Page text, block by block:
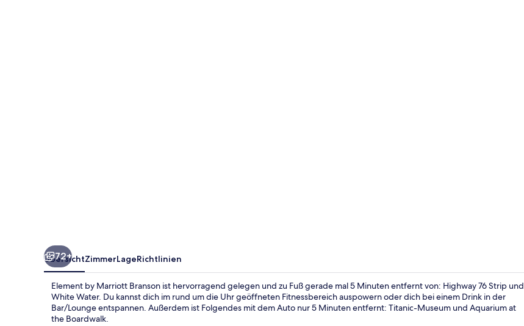
72+
ÜbersichtZimmerLageRichtlinien
Element by Marriott Branson ist hervorragend gelegen und zu Fuß gerade mal 5 Minuten entfernt von: Highway 76 Strip und
White Water. Du kannst dich im rund um die Uhr geöffneten Fitnessbereich auspowern oder dich bei einem Drink in der
Bar/Lounge entspannen. Außerdem ist Folgendes mit dem Auto nur 5 Minuten entfernt: Titanic-Museum und Aquarium at
the Boardwalk.